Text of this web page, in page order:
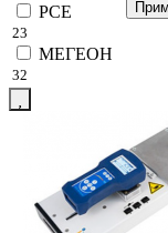
PCE
23
МЕГЕОН
32